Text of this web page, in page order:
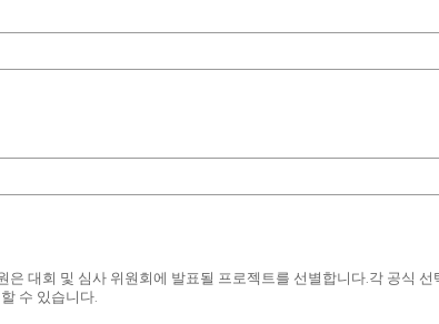
대회 및 심사 위원회에 발표될 프로젝트를 선별합니다.각 공식
수 있습니다.